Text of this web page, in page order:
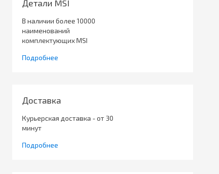
Детали MSI
В наличии более 10000
наименований
комплектующих MSI
Подробнее
Доставка
Курьерская доставка - от 30
минут
Подробнее